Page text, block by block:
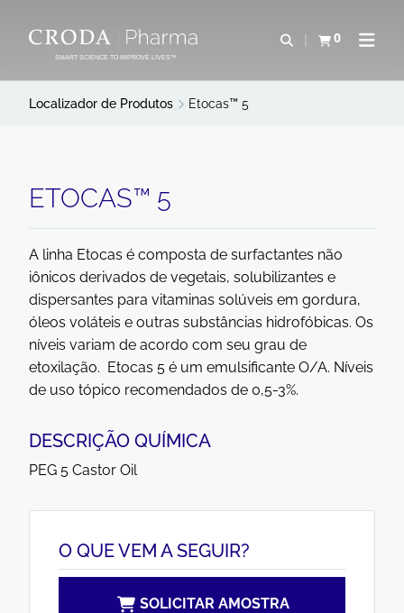
PARA
CONTEÚDO
PARA
MENU
SMART SCIENCE TO IMPROVE LIVES™
Abrir pesquisa
0
Exibir cestaAbrir
Localizador de Produtos Etocas™ 5
ETOCAS™ 5
A linha Etocas é composta de surfactantes não
iônicos derivados de vegetais, solubilizantes e
dispersantes para vitaminas solúveis em gordura,
óleos voláteis e outras substâncias hidrofóbicas. Os
níveis variam de acordo com seu grau de
etoxilação. Etocas 5 é um emulsificante O/A. Níveis
de uso tópico recomendados de 0,5-3%.
DESCRIÇÃO QUÍMICA
PEG 5 Castor Oil
O QUE VEM A SEGUIR?
SOLICITAR AMOSTRA